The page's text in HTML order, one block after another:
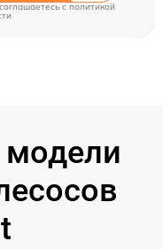
c политикой